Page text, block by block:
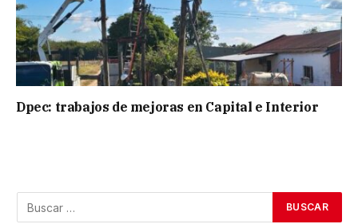
Dpec: trabajos de mejoras en Capital e Interior